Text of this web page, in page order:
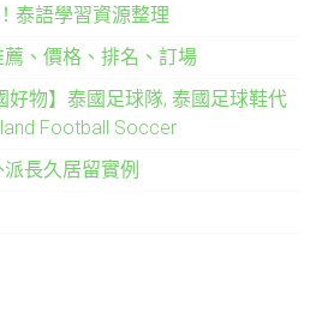
泰語學習資源整理
、價格、排名、訂場
好物】泰國足球隊, 泰國足球鞋代
Football Soccer
長久居留實例